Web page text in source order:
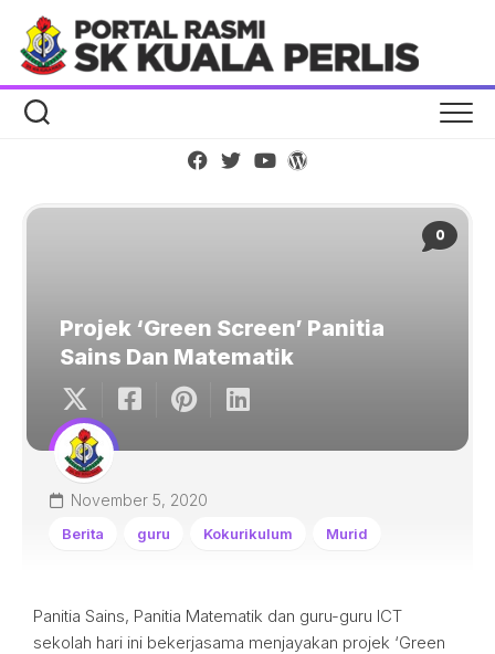
content
0
Projek ‘Green Screen’ Panitia
Sains Dan Matematik
November 5, 2020
Berita guru Kokurikulum Murid
Panitia Sains, Panitia Matematik dan guru-guru ICT
sekolah hari ini bekerjasama menjayakan projek ‘Green